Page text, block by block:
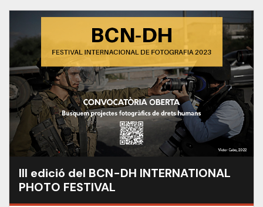
III edició del BCN-DH INTERNATIONAL
PHOTO FESTIVAL